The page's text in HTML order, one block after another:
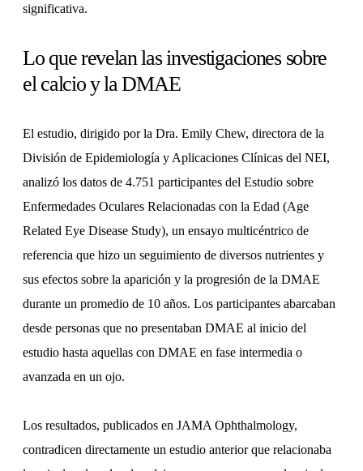
significativa.
Lo que revelan las investigaciones sobre
el calcio y la DMAE
El estudio, dirigido por la Dra. Emily Chew, directora de la
División de Epidemiología y Aplicaciones Clínicas del NEI,
analizó los datos de 4.751 participantes del Estudio sobre
Enfermedades Oculares Relacionadas con la Edad (Age
Related Eye Disease Study), un ensayo multicéntrico de
referencia que hizo un seguimiento de diversos nutrientes y
sus efectos sobre la aparición y la progresión de la DMAE
durante un promedio de 10 años. Los participantes abarcaban
desde personas que no presentaban DMAE al inicio del
estudio hasta aquellas con DMAE en fase intermedia o
avanzada en un ojo.
Los resultados, publicados en JAMA Ophthalmology,
contradicen directamente un estudio anterior que relacionaba